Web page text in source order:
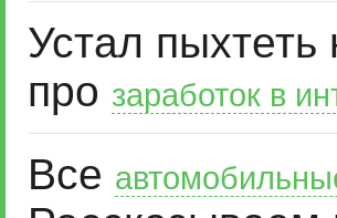
Устал
про заработок в
Все